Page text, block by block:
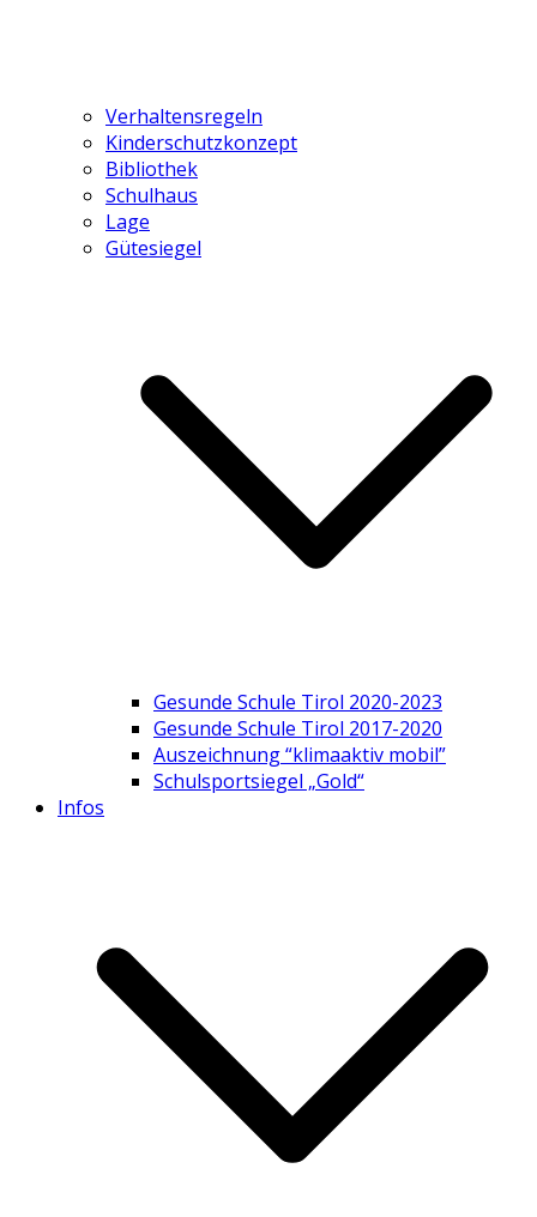
Verhaltensregeln
Kinderschutzkonzept
Bibliothek
Schulhaus
Lage
Gütesiegel
Gesunde Schule Tirol 2020-2023
Gesunde Schule Tirol 2017-2020
Auszeichnung “klimaaktiv mobil”
Schulsportsiegel „Gold“
Infos